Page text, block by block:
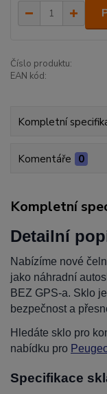
Číslo produktu:
EAN kód:
Kompletní
Komentáře 0
Kompletní
Detailní
Nabízíme nové
jako náhradní
BEZ GPS-a. Sklo
bezpečnost a
Hledáte sklo pro
nabídku pro
Specifikace